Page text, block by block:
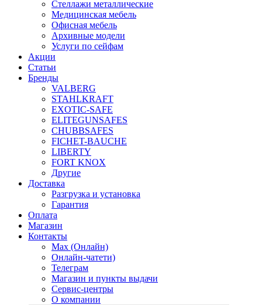
Стеллажи металлические
Медицинская мебель
Офисная мебель
Архивные модели
Услуги по сейфам
Акции
Статьи
Бренды
VALBERG
STAHLKRAFT
EXOTIC-SAFE
ELITEGUNSAFES
CHUBBSAFES
FICHET-BAUCHE
LIBERTY
FORT KNOX
Другие
Доставка
Разгрузка и установка
Гарантия
Оплата
Магазин
Контакты
Max (Онлайн)
Онлайн-чатети)
Телеграм
Магазин и пункты выдачи
Сервис-центры
О компании